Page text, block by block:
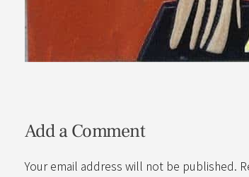
Add a Comment
Your email address will not be published.